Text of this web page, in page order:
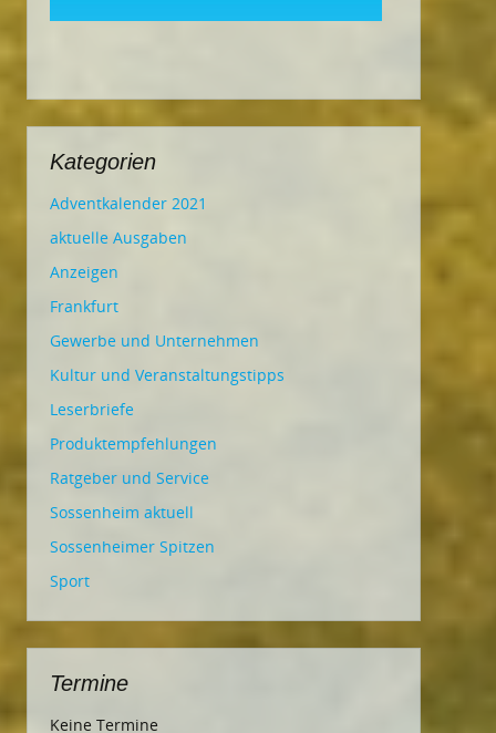
Kategorien
Adventkalender 2021
aktuelle Ausgaben
Anzeigen
Frankfurt
Gewerbe und Unternehmen
Kultur und Veranstaltungstipps
Leserbriefe
Produktempfehlungen
Ratgeber und Service
Sossenheim aktuell
Sossenheimer Spitzen
Sport
Termine
Keine Termine